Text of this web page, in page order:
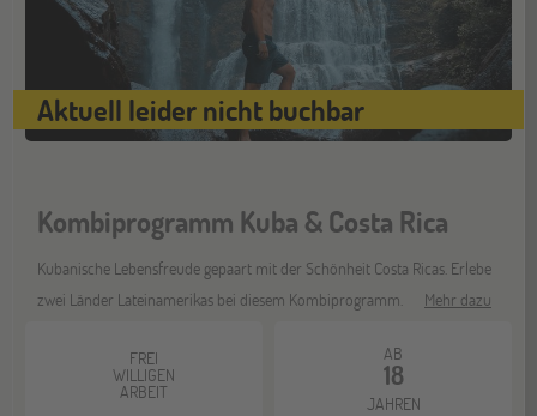
14
NOV Jugendbildungsmesse JuBi
Münster
Aktuell leider nicht buchbar
Kombiprogramm Kuba & Costa Rica
Kubanische Lebensfreude gepaart mit der Schönheit Costa Ricas. Erlebe
zwei Länder Lateinamerikas bei diesem Kombiprogramm.
Mehr dazu
FREI
WILLIGEN
ARBEIT
AB
18
JAHREN